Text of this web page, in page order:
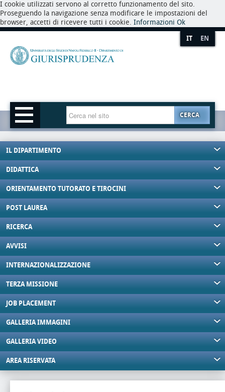
I cookie utilizzati servono al corretto funzionamento del sito.
Proseguendo la navigazione senza modificare le impostazioni del
browser, accetti di ricevere tutti i cookie. Informazioni Ok
IT EN
CERCA
IL DIPARTIMENTO
DIDATTICA
ORIENTAMENTO TUTORATO E TIROCINI
POST LAUREA
RICERCA
AVVISI
INTERNAZIONALIZZAZIONE
TERZA MISSIONE
JOB PLACEMENT
GALLERIA IMMAGINI
GALLERIA VIDEO
AREA RISERVATA